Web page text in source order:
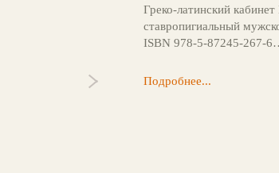
Греко-латинский
ставропигиальный
ISBN 978-5-87245-267-
Подробнее...